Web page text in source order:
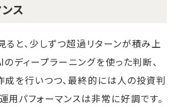
ス
ると、少しずつ超過リターンが積み上
のディープラーニングを使った判断、
成を行いつつ、最終的には人の投資判
用パフォーマンスは非常に好調です。